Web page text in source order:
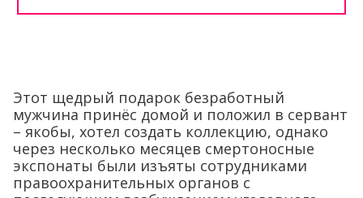
Этот щедрый подарок безработный
мужчина принёс домой и положил в сервант
– якобы, хотел создать коллекцию, однако
через несколько месяцев смертоносные
экспонаты были изъяты сотрудниками
правоохранительных органов с